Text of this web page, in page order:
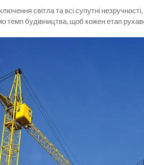
світла та всі супутні
темп будівництва, щоб кожен етап